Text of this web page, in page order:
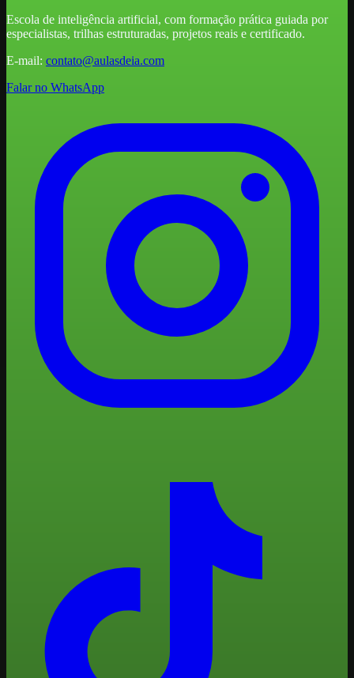
Escola de inteligência artificial, com formação prática guiada por
especialistas, trilhas estruturadas, projetos reais e certificado.
E-mail: contato@aulasdeia.com
Falar no WhatsApp